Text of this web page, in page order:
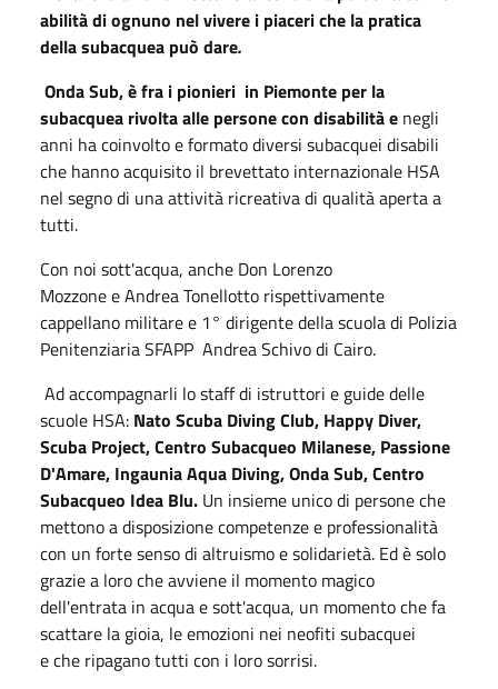
abilità di ognuno nel vivere i piaceri che la pratica
della subacquea può dare.
Onda Sub, è fra i pionieri in Piemonte per la
subacquea rivolta alle persone con disabilità e negli
anni ha coinvolto e formato diversi subacquei disabili
che hanno acquisito il brevettato internazionale HSA
nel segno di una attività ricreativa di qualità aperta a
tutti.
Con noi sott'acqua, anche Don Lorenzo
Mozzone e Andrea Tonellotto rispettivamente
cappellano militare e 1° dirigente della scuola di Polizia
Penitenziaria SFAPP Andrea Schivo di Cairo.
Ad accompagnarli lo staff di istruttori e guide delle
scuole HSA: Nato Scuba Diving Club, Happy Diver,
Scuba Project, Centro Subacqueo Milanese, Passione
D'Amare, Ingaunia Aqua Diving, Onda Sub, Centro
Subacqueo Idea Blu. Un insieme unico di persone che
mettono a disposizione competenze e professionalità
con un forte senso di altruismo e solidarietà. Ed è solo
grazie a loro che avviene il momento magico
dell'entrata in acqua e sott'acqua, un momento che fa
scattare la gioia, le emozioni nei neofiti subacquei
e che ripagano tutti con i loro sorrisi.